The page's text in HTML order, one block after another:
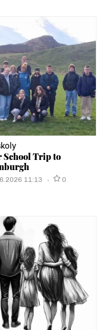
School Trip to
11:13 0